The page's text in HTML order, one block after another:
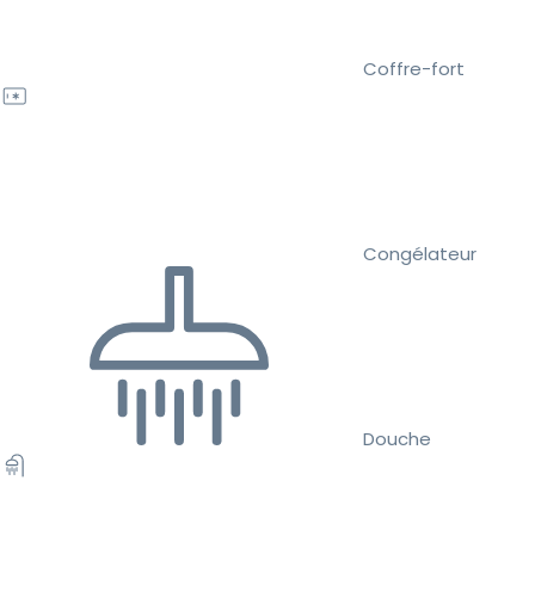
Coffre-fort
Congélateur
Douche